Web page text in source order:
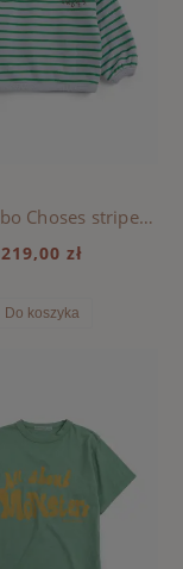
Bluza Bobo Choses stripes, BOBO CHOSES - LIGHT HEATHER
219,00 zł
Do koszyka